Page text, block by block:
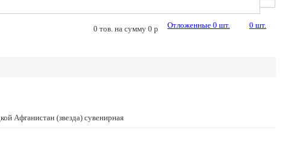
Отложенные 0 шт. 0 шт.
0 тов. на сумму 0 p
Афганистан (звезда) сувенирная